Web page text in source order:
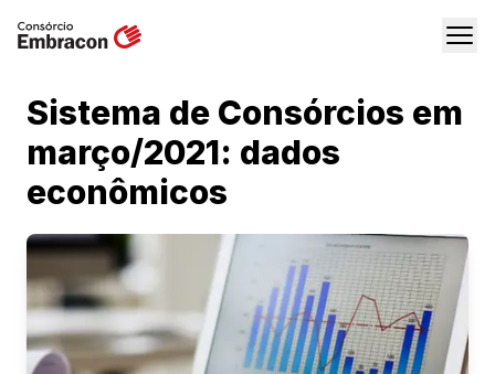
Sistema de Consórcios em
março/2021: dados
econômicos